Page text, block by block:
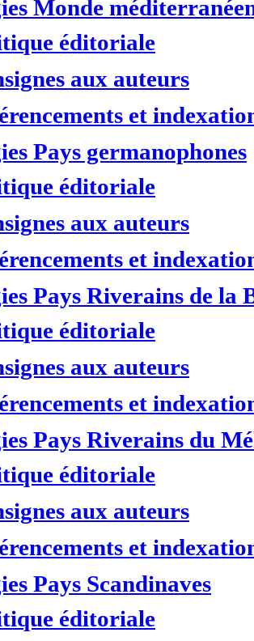
Monde
éditoriale
aux auteurs
et
Pays germanophones
éditoriale
aux auteurs
et
Pays Riverains de la
éditoriale
aux auteurs
et
Pays Riverains du
éditoriale
aux auteurs
et
Pays Scandinaves
éditoriale